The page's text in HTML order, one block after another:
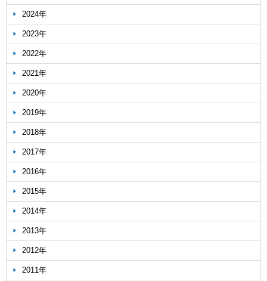
2024年
2023年
2022年
2021年
2020年
2019年
2018年
2017年
2016年
2015年
2014年
2013年
2012年
2011年